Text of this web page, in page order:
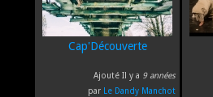
Cap'Découverte
Ajouté Il y a 9 années
par Le Dandy Manchot